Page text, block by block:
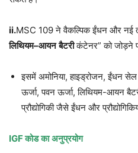
ii.MSC 109 ने वैकल्पिक ईंधन और नई
लिथियम–आयन बैटरीकंटेनर” को जोड़ने
इसमें अमोनिया, हाइड्रोजन, ईंधन सेल
ऊर्जा, पवन ऊर्जा, लिथियम-आयन
प्रौद्योगिकी जैसे ईंधन और
IGFकोड का अनुप्रयोग